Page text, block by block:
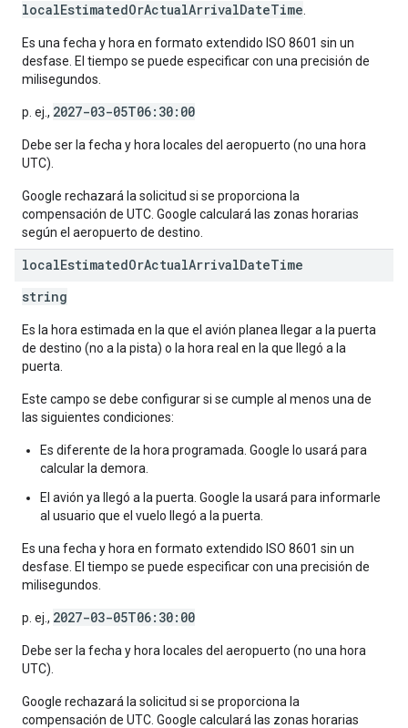
localEstimatedOrActualArrivalDateTime
Es una fecha y hora en formato extendido ISO 8601 sin un
desfase. El tiempo se puede especificar con una precisión de
milisegundos.
p. ej., 2027-03-05T06:30:00
Debe ser la fecha y hora locales del aeropuerto (no una hora
UTC).
Google rechazará la solicitud si se proporciona la
compensación de UTC. Google calculará las zonas horarias
según el aeropuerto de destino.
localEstimatedOrActualArrivalDateTime
string
Es la hora estimada en la que el avión planea llegar a la puerta
de destino (no a la pista) o la hora real en la que llegó a la
puerta.
Este campo se debe configurar si se cumple al menos una de
las siguientes condiciones:
Es diferente de la hora programada. Google lo usará para
calcular la demora.
El avión ya llegó a la puerta. Google la usará para informarle
al usuario que el vuelo llegó a la puerta.
Es una fecha y hora en formato extendido ISO 8601 sin un
desfase. El tiempo se puede especificar con una precisión de
milisegundos.
p. ej., 2027-03-05T06:30:00
Debe ser la fecha y hora locales del aeropuerto (no una hora
UTC).
Google rechazará la solicitud si se proporciona la
compensación de UTC. Google calculará las zonas horarias